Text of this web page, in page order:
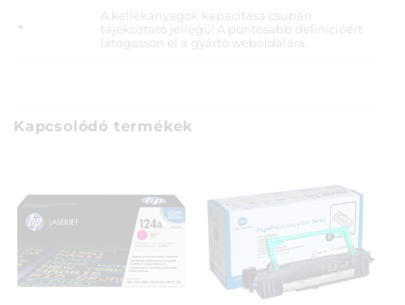
*
A kellékanyagok kapacitása csupán
tájékoztató jellegű! A pontosabb definícióért
látogasson el a gyártó weboldalára.
Kapcsolódó termékek